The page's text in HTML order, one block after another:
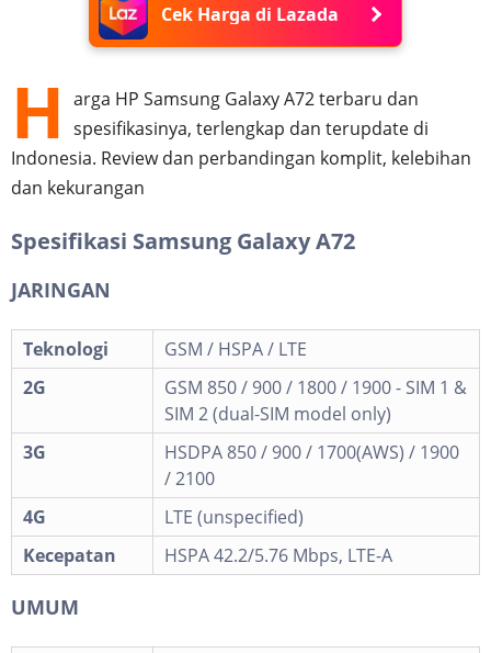
Cek Harga di Lazada
H arga HP Samsung Galaxy A72 terbaru dan
spesifikasinya, terlengkap dan terupdate di
Indonesia. Review dan perbandingan komplit, kelebihan
dan kekurangan
Spesifikasi Samsung Galaxy A72
JARINGAN
Teknologi
GSM / HSPA / LTE
2G
GSM 850 / 900 / 1800 / 1900 - SIM 1 &
SIM 2 (dual-SIM model only)
3G
HSDPA 850 / 900 / 1700(AWS) / 1900
/ 2100
4G
LTE (unspecified)
Kecepatan
HSPA 42.2/5.76 Mbps, LTE-A
UMUM